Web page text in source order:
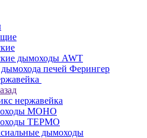
дымоходы AWT
печей Ферингер
нержавейка
МОНО
ТЕРМО
дымоходы